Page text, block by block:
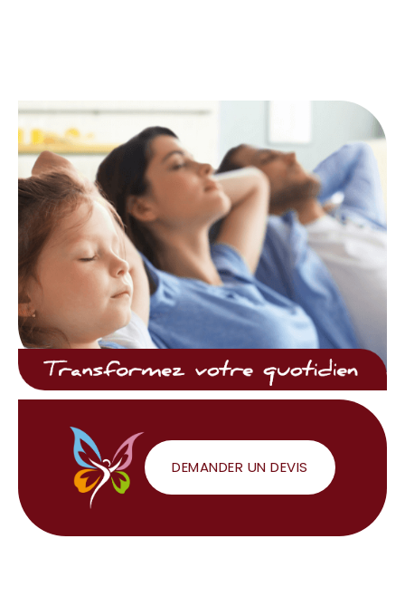
DEMANDER UN DEVIS